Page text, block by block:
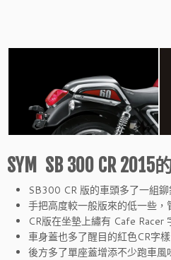
SYM SB 300 CR 2015
SB300 CR 版的車頭多了一組
手把高度較一般版來的低一些
CR版在坐墊上繡有 Cafe Racer
車身蓋也多了醒目的紅色CR字樣
後方多了單座蓋增添不少跑車風